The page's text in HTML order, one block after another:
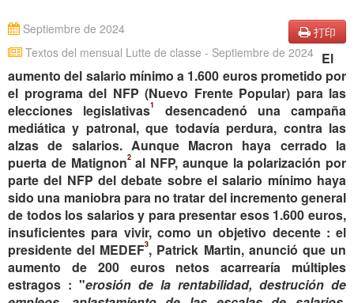
打印
Textos del mensual Lutte de classe - Septiembre de 2024
Septiembre de 2024
El
aumento del salario mínimo a 1.600 euros prometido por
el programa del NFP (Nuevo Frente Popular) para las
elecciones legislativas1
desencadenó una campaña
mediática y patronal, que todavía perdura, contra las
alzas de salarios. Aunque Macron haya cerrado la
puerta de Matignon2al NFP, aunque la polarización por
parte del NFP del debate sobre el salario mínimo haya
sido una maniobra para no tratar del incremento general
de todos los salarios y para presentar esos 1.600 euros,
insuficientes para vivir, como un objetivo decente : el
presidente del MEDEF3, Patrick Martin, anunció que un
aumento de 200 euros netos acarrearía múltiples
estragos : "erosión de la rentabilidad, destrución de